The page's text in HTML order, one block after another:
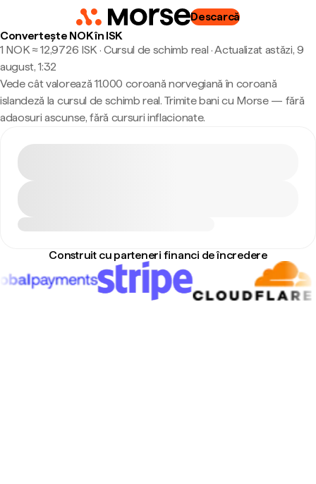
Descarcă
Convertește NOK în ISK
1 NOK ≈ 12,9726 ISK · Cursul de schimb real ·Actualizat astăzi, 9
august, 1:32
Vede cât valorează 11.000 coroană norvegiană în coroană
islandeză la cursul de schimb real. Trimite bani cu Morse — fără
adaosuri ascunse, fără cursuri inflacionate.
Construit cu parteneri financi de încredere